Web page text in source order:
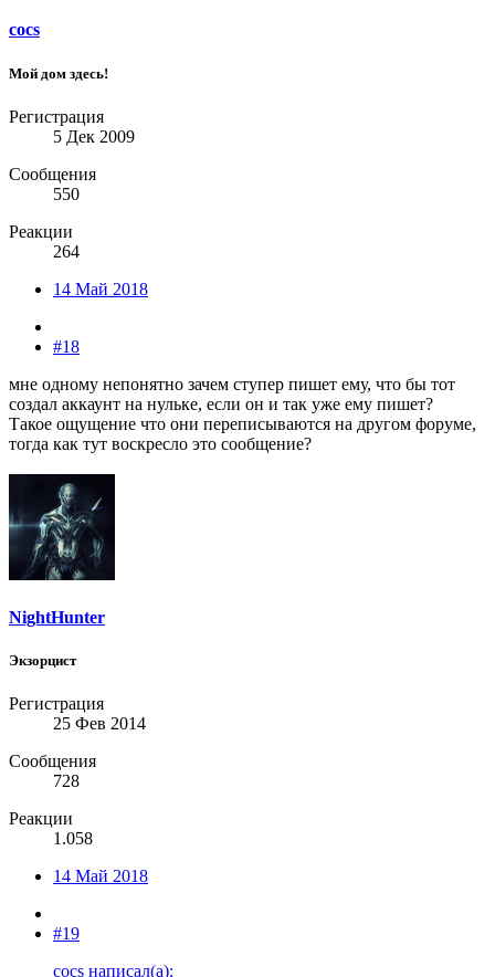
cocs
Мой дом здесь!
Регистрация
5 Дек 2009
Сообщения
550
Реакции
264
14 Май 2018
#18
мне одному непонятно зачем ступер пишет ему, что бы тот
создал аккаунт на нульке, если он и так уже ему пишет?
Такое ощущение что они переписываются на другом форуме,
тогда как тут воскресло это сообщение?
NightHunter
Экзорцист
Регистрация
25 Фев 2014
Сообщения
728
Реакции
1.058
14 Май 2018
#19
cocs написал(а):